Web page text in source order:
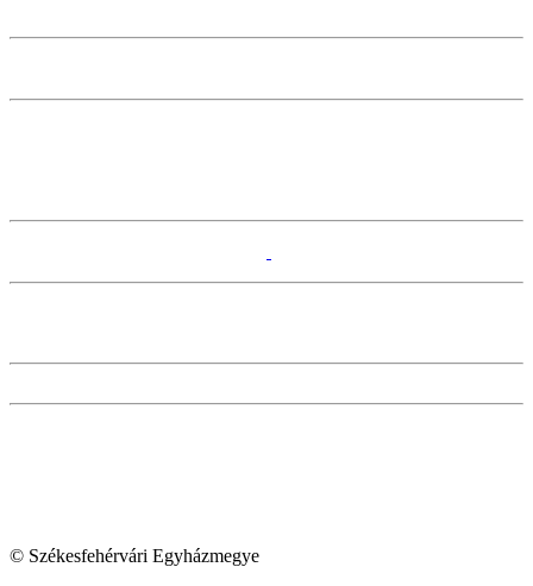
© Székesfehérvári Egyházmegye